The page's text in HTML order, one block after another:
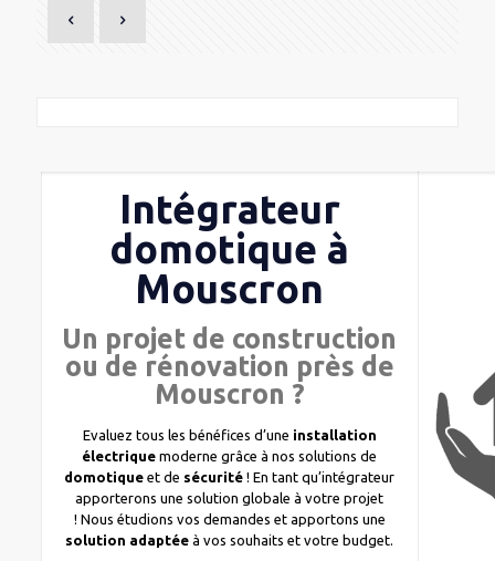
Intégrateur
domotique à
Mouscron
Un projet de construction
ou de rénovation près de
Mouscron ?
Evaluez tous les bénéfices d’une installation
électrique moderne grâce à nos solutions de
domotique et de sécurité ! En tant qu’intégrateur
apporterons une solution globale à votre projet
! Nous étudions vos demandes et apportons une
solution adaptéeà vos souhaits et votre budget.